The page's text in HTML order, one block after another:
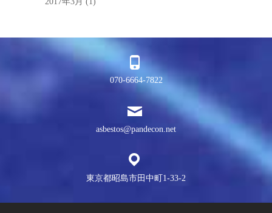
070-6664-7822
asbestos@pandecon.net
東京都昭島市田中町1-33-2